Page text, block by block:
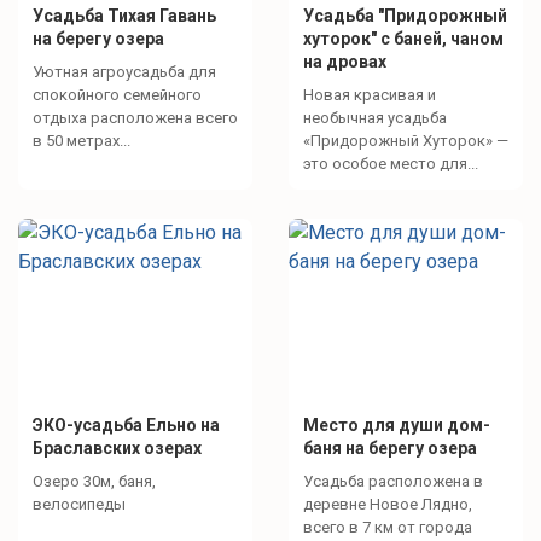
Усадьба Тихая Гавань
на берегу озера
Уютная агроусадьба для
спокойного семейного
отдыха расположена всего
в 50 метрах...
Усадьба "Придорожный
хуторок" с баней, чаном
на дровах
Новая красивая и
необычная усадьба
«Придорожный Хуторок» —
это особое место для...
ЭКО-усадьба Ельно на
Браславских озерах
Озеро 30м, баня,
велосипеды
Место для души дом-
баня на берегу озера
Усадьба расположена в
деревне Новое Лядно,
всего в 7 км от города